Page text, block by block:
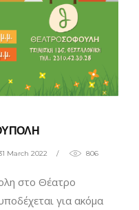
March 2022 806
στο Θέατρο
για ακόμα